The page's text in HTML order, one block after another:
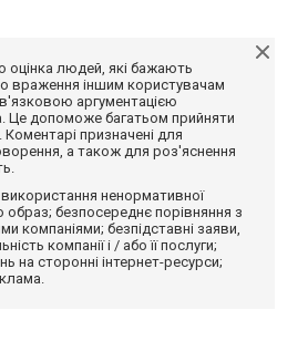
оцінка людей, які бажають
враження іншим користувачам
аргументацією
Це допоможе багатьом прийняти
призначені для
а також для роз'яснення
використання ненормативної
образ; безпосереднє порівняння з
компаніями; безпідставні заяви,
компанії і / або її послуги;
на сторонні інтернет-ресурси;